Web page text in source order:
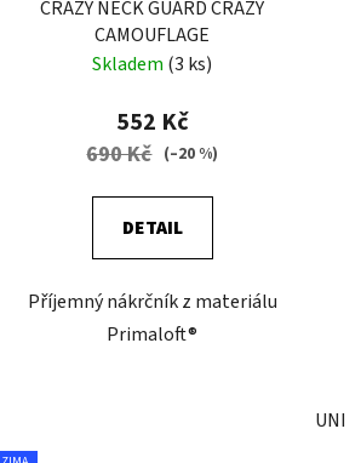
CRAZY NECK GUARD CRAZY
CAMOUFLAGE
Skladem (3 ks)
552 Kč
690 Kč (–20 %)
DETAIL
Příjemný nákrčník z materiálu
Primaloft®
UNI